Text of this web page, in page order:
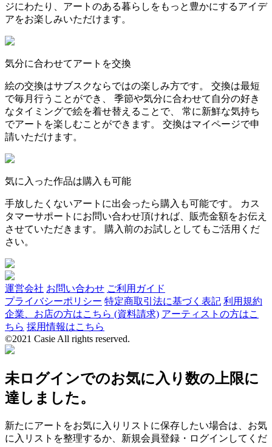
ジにわたり、アートのある暮らしをもっと豊かにするアイデ
アをお楽しみいただけます。
気分に合わせてアートを交換
絵の交換はサブスクならではの楽しみ方です。 交換は最短
で毎月行うことができ、 季節や気分に合わせて自分の好き
なタイミングで絵を着せ替えることで、 常に新鮮な気持ち
でアートを楽しむことができます。 交換はマイページで申
請いただけます。
気に入った作品は購入も可能
手放したくないアートに出会ったら購入も可能です。 カス
タマーサポートにお問い合わせ頂ければ、販売金額をお伝え
させていただきます。 購入前のお試しとしてもご活用くだ
さい。
運営会社 お問い合わせ ご利用ガイド
プライバシーポリシー 特定商取引法に基づく表記 利用規約
企業、お店の方はこちら (資料請求) アーティストの方はこ
ちら 採用情報はこちら
©2021 Casie All rights reserved.
未ログインでのお気に入り数の上限に
達しました。
新たにアートをお気に入りリストに保存したい場合は、お気
に入リストを整理するか、新規会員登録・ログインしてくだ